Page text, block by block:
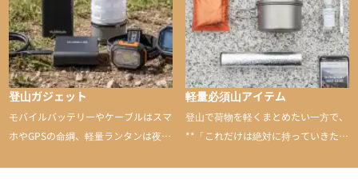
登山ガジェット
モバイルバッテリーやケーブルはスマ
ホやGPSの命綱、軽量ランタンは夜間
軽量必須山アイテム
登山で荷物を軽くまとめたい一方で、
**「これだけは絶対に持っていきた